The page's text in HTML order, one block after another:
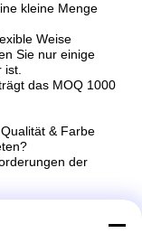
kleine Menge
Weise
Sie nur einige
ist.
das MOQ 1000
& Farbe
der
an.